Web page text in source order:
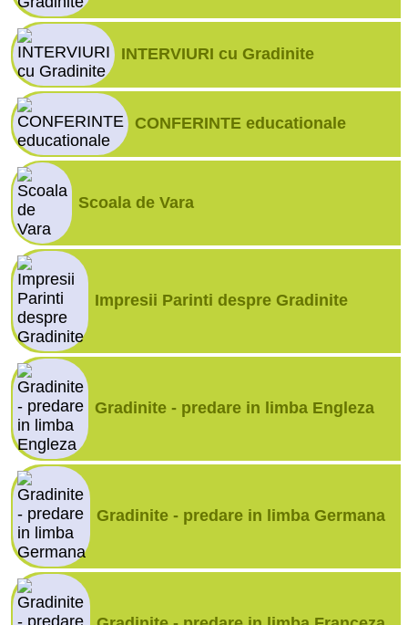
INTERVIURI cu Gradinite
CONFERINTE educationale
Scoala de Vara
Impresii Parinti despre Gradinite
Gradinite - predare in limba Engleza
Gradinite - predare in limba Germana